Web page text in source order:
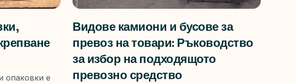
опаковки е
Видове камиони и бусове за
превоз на товари: Ръководство
за избор на подходящото
превозно средство